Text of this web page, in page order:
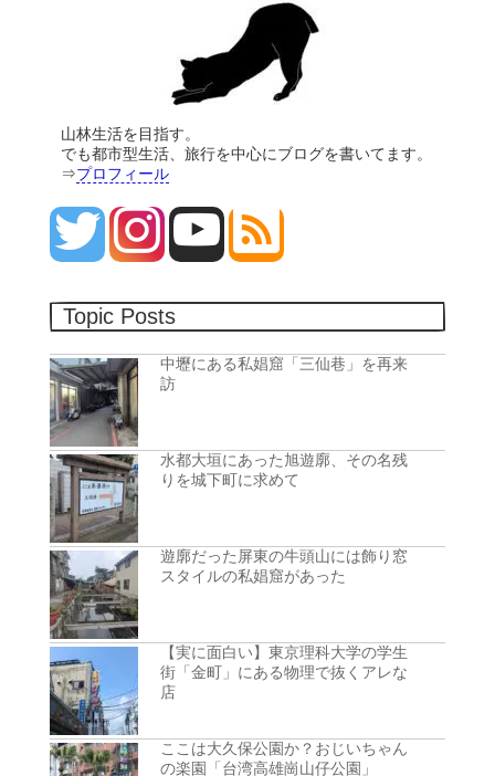
山林生活を目指す。
でも都市型生活、旅行を中心にブログを書いてます。
⇒プロフィール
Topic Posts
中壢にある私娼窟「三仙巷」を再来
訪
水都大垣にあった旭遊廓、その名残
りを城下町に求めて
遊廓だった屏東の牛頭山には飾り窓
スタイルの私娼窟があった
【実に面白い】東京理科大学の学生
街「金町」にある物理で抜くアレな
店
ここは大久保公園か？おじいちゃん
の楽園「台湾高雄崗山仔公園」